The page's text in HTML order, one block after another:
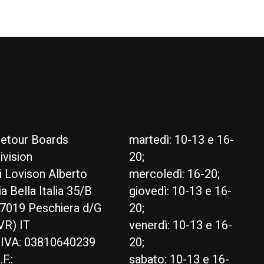
Boards
Lovison Alberto
Bella Italia 35/B
Peschiera d/G
IT
03810640239
martedì: 10-13 e 16-
20;
mercoledì: 16-20;
giovedì: 10-13 e 16-
20;
venerdì: 10-13 e 16-
20;
sabato: 10-13 e 16-